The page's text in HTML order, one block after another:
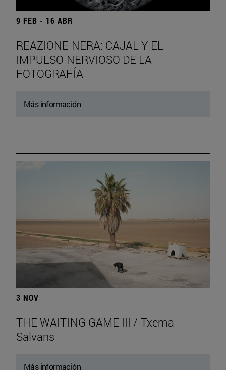
9 FEB - 16 ABR
REAZIONE NERA: CAJAL Y EL
IMPULSO NERVIOSO DE LA
FOTOGRAFÍA
Más información
3 NOV
THE WAITING GAME III / Txema
Salvans
Más información